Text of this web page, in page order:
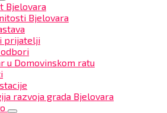
Bjelovara
Bjelovara
prijatelji
u Domovinskom ratu
razvoja grada Bjelovara